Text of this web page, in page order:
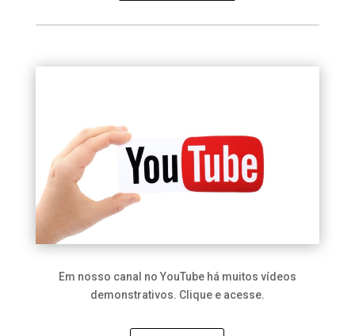
Em nosso canal no YouTube há muitos vídeos
demonstrativos. Clique e acesse.